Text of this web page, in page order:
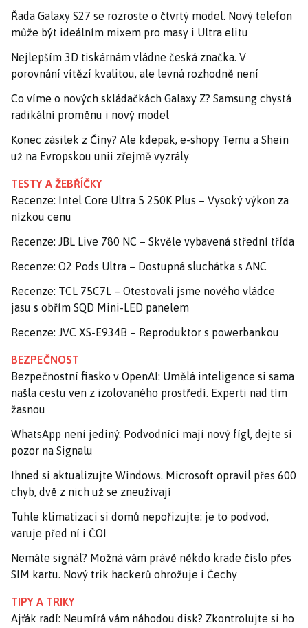
Řada Galaxy S27 se rozroste o čtvrtý model. Nový telefon
může být ideálním mixem pro masy i Ultra elitu
Nejlepším 3D tiskárnám vládne česká značka. V
porovnání vítězí kvalitou, ale levná rozhodně není
Co víme o nových skládačkách Galaxy Z? Samsung chystá
radikální proměnu i nový model
Konec zásilek z Číny? Ale kdepak, e-shopy Temu a Shein
už na Evropskou unii zřejmě vyzrály
TESTY A ŽEBŘÍČKY
Recenze: Intel Core Ultra 5 250K Plus – Vysoký výkon za
nízkou cenu
Recenze: JBL Live 780 NC – Skvěle vybavená střední třída
Recenze: O2 Pods Ultra – Dostupná sluchátka s ANC
Recenze: TCL 75C7L – Otestovali jsme nového vládce
jasu s obřím SQD Mini-LED panelem
Recenze: JVC XS-E934B – Reproduktor s powerbankou
BEZPEČNOST
Bezpečnostní fiasko v OpenAI: Umělá inteligence si sama
našla cestu ven z izolovaného prostředí. Experti nad tím
žasnou
WhatsApp není jediný. Podvodníci mají nový fígl, dejte si
pozor na Signalu
Ihned si aktualizujte Windows. Microsoft opravil přes 600
chyb, dvě z nich už se zneužívají
Tuhle klimatizaci si domů nepořizujte: je to podvod,
varuje před ní i ČOI
Nemáte signál? Možná vám právě někdo krade číslo přes
SIM kartu. Nový trik hackerů ohrožuje i Čechy
TIPY A TRIKY
Ajťák radí: Neumírá vám náhodou disk? Zkontrolujte si ho